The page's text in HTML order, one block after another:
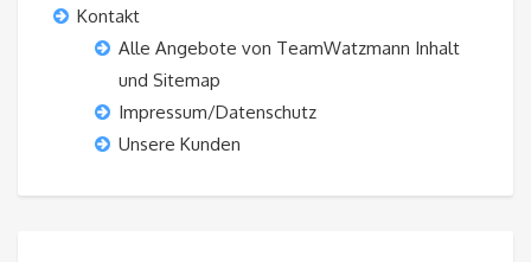
Kontakt
Alle Angebote von TeamWatzmann Inhalt
und Sitemap
Impressum/Datenschutz
Unsere Kunden